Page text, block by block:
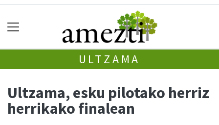
ULTZAMA
Ultzama, esku pilotako herriz
herrikako finalean